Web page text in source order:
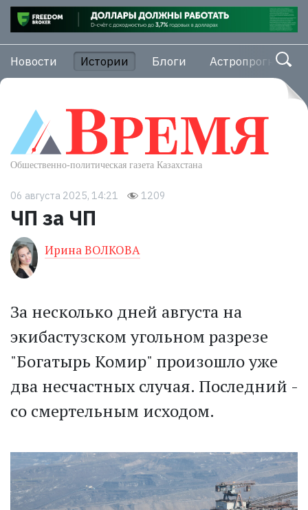
Новости Истории Блоги Астропрогноз
06 августа 2025, 14:21 1209
ЧП за ЧП
Ирина ВОЛКОВА
За несколько дней августа на
экибастузском угольном разрезе
"Богатырь Комир" произошло уже
два несчастных случая. Последний -
со смертельным исходом.